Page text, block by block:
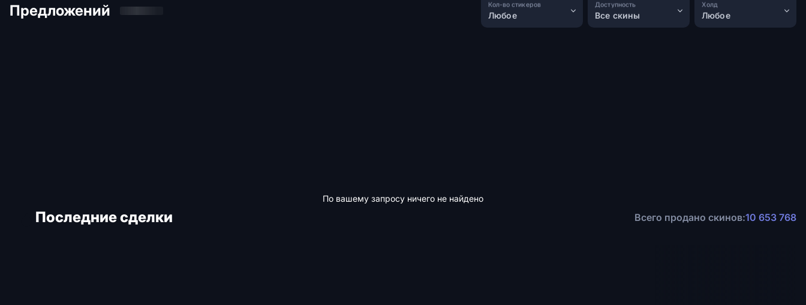
Предложений Любое
Кол-во стикеров
Все скины
Доступность
Любое
Холд
По вашему запросу ничего не найдено
Последние сделки Всего продано скинов:10 653 768